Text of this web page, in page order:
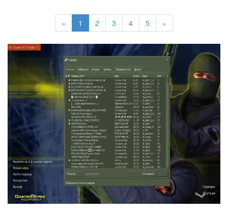
« 1 2 3 4 5 »